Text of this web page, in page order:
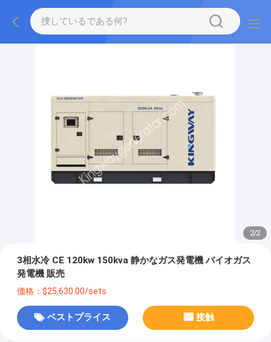
2/2
3相水冷 CE 120kw 150kva 静かなガス発電機 バイオガス
発電機 販売
価格：$25,630.00/sets
ベストプライス 接触